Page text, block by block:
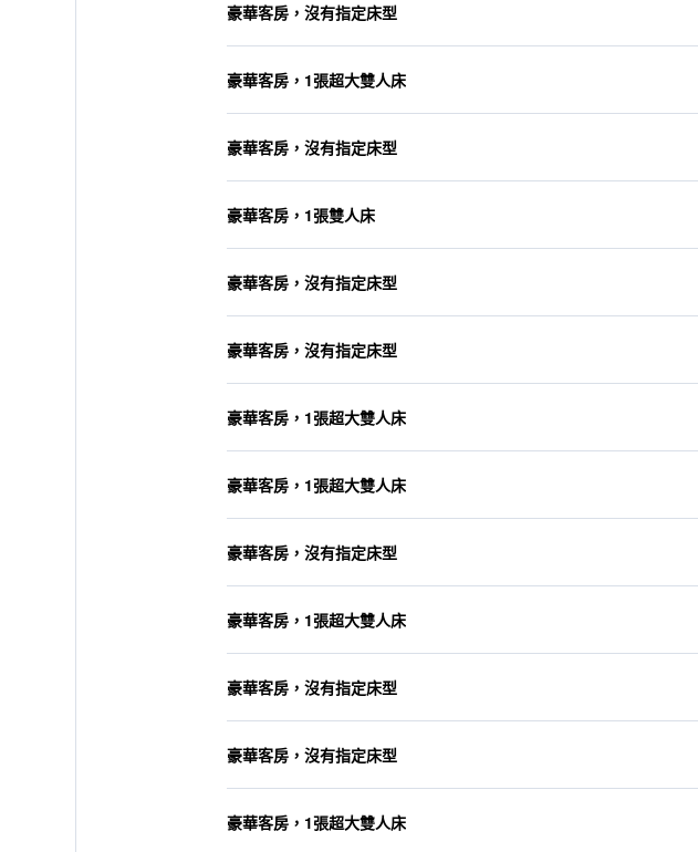
豪華客房，沒有指定床型
豪華客房，1張超大雙人床
豪華客房，沒有指定床型
豪華客房，1張雙人床
豪華客房，沒有指定床型
豪華客房，沒有指定床型
豪華客房，1張超大雙人床
豪華客房，1張超大雙人床
豪華客房，沒有指定床型
豪華客房，1張超大雙人床
豪華客房，沒有指定床型
豪華客房，沒有指定床型
豪華客房，1張超大雙人床